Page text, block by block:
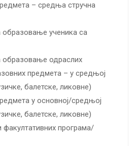
– средња стручна
образовање ученика са
образовање одраслих
предмета – у средњој
балетске, ликовне)
у основној/средњој
балетске, ликовне)
факултативних програма/